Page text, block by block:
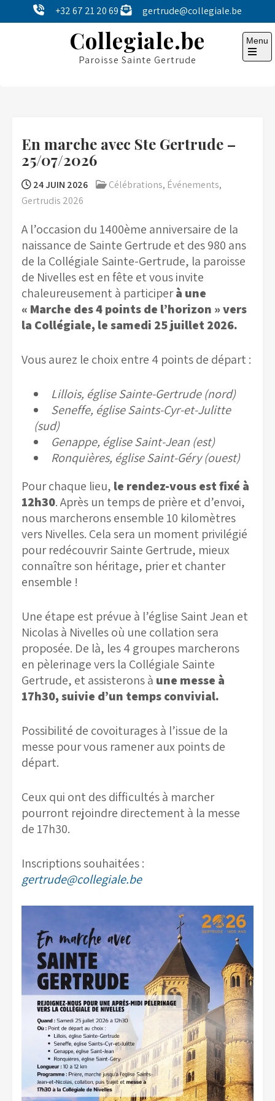
to
+32 67 21 20 69 gertrude@collegiale.be
Collegiale.be
Paroisse Sainte Gertrude
Menu
Open
En marche avec Ste Gertrude –
25/07/2026
24 JUIN 2026 Célébrations, Événements,
Gertrudis 2026
A l’occasion du 1400ème anniversaire de la
naissance de Sainte Gertrude et des 980 ans
de la Collégiale Sainte-Gertrude, la paroisse
de Nivelles est en fête et vous invite
chaleureusement à participerà une
« Marche des 4 points de l’horizon » vers
la Collégiale, le samedi 25 juillet 2026.
Vous aurez le choix entre 4 points de départ :
Lillois, église Sainte-Gertrude (nord)
Seneffe, église Saints-Cyr-et-Julitte
(sud)
Genappe, église Saint-Jean (est)
Ronquières, église Saint-Géry (ouest)
Pour chaque lieu, le rendez-vous est fixé à
12h30. Après un temps de prière et d’envoi,
nous marcherons ensemble 10 kilomètres
vers Nivelles. Cela sera un moment privilégié
pour redécouvrir Sainte Gertrude, mieux
connaître son héritage, prier et chanter
ensemble !
Une étape est prévue à l’église Saint Jean et
Nicolas à Nivelles où une collation sera
proposée. De là, les 4 groupes marcherons
en pèlerinage vers la Collégiale Sainte
Gertrude, et assisterons à une messe à
17h30, suivie d’un temps convivial.
Possibilité de covoiturages à l’issue de la
messe pour vous ramener aux points de
départ.
Ceux qui ont des difficultés à marcher
pourront rejoindre directement à la messe
de 17h30.
Inscriptions souhaitées :
gertrude@collegiale.be